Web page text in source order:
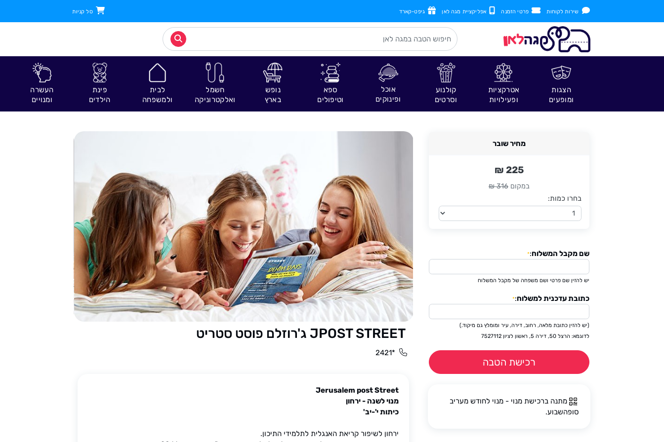
שירות לקוחות פרטי הזמנה אפליקציית מגה לאן גיפט-קארד סל קניות
הצגות
ומופעים
אטרקציות
ופעילויות
קולנוע
וסרטים
אוכל
ופינוקים
ספא
וטיפולים
נופש
בארץ
חשמל
ואלקטרוניקה
לבית
ולמשפחה
פינת
הילדים
העשרה
ומנויים
JPOST STREET ג'רוזלם פוסט סטריט
*2421
Jerusalem post Street
מנוי לשנה - ירחון
כיתות י'-יב'
ירחון לשיפור קריאת האנגלית לתלמידי התיכון.
מחיר שובר
225 ₪
במקום316 ₪
בחרו כמות:
שם מקבל המשלוח:
*
יש להזין שם פרטי ושם משפחה של מקבל המשלוח
כתובת עדכנית למשלוח:
*
(יש להזין כתובת מלאה, רחוב, דירה, עיר ומומלץ גם מיקוד.)
לדוגמא: הרצל 50, דירה 5, ראשון לציון 7527112
רכישת הטבה
מתנה ברכישת מנוי - מנוי לחודש מעריב
סופהשבוע.